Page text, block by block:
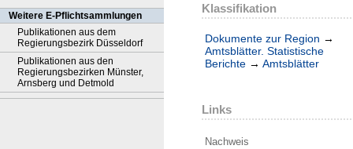
Weitere E-Pflichtsammlungen
Publikationen aus dem
Regierungsbezirk Düsseldorf
Publikationen aus den
Regierungsbezirken Münster,
Arnsberg und Detmold
Klassifikation
Dokumente zur Region →
Amtsblätter. Statistische
Berichte → Amtsblätter
Links
Nachweis